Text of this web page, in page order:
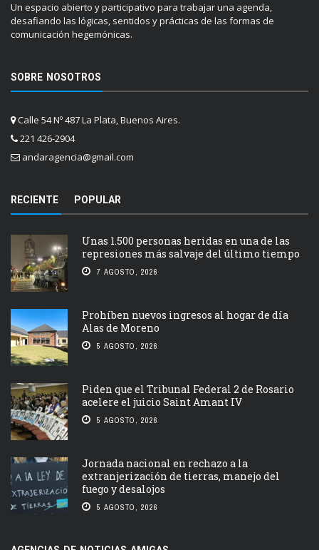
Un espacio abierto y participativo para trabajar una agenda,
desafiando las lógicas, sentidos y prácticas de las formas de
comunicación hegemónicas.
SOBRE NOSOTROS
Calle 54 Nº 487 La Plata, Buenos Aires.
221 426-2904
andaragencia@gmail.com
RECIENTE POPULAR
Unas 1.500 personas heridas en una de las
represiones más salvaje del último tiempo
7 AGOSTO, 2026
Prohíben nuevos ingresos al hogar de día
Alas de Moreno
5 AGOSTO, 2026
Piden que el Tribunal Federal 2 de Rosario
acelere el juicio Saint Amant IV
5 AGOSTO, 2026
Jornada nacional en rechazo a la
extranjerización de tierras, manejo del
fuego y desalojos
5 AGOSTO, 2026